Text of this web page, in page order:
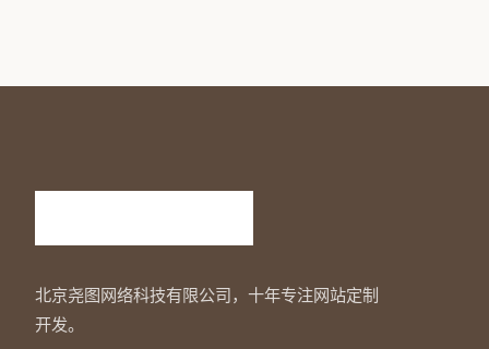
北京尧图网络科技有限公司，十年专注网站定制
开发。